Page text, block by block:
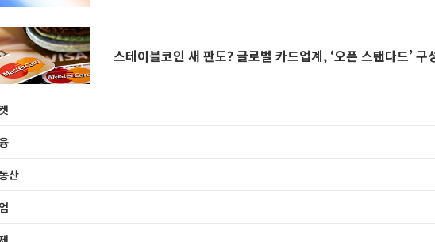
스테이블코인 새 판도? 글로벌 카드업계, ‘오픈 스탠다드’ 구
산